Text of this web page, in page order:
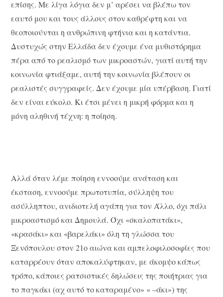
επίσης. Με λίγα λόγια δεν μ’ αρέσει να βλέπω τον
εαυτό μου και τους άλλους στον καθρέφτη και να
θεοποιούνται η ανθρώπινη φτήνια και η κατάντια.
Δυστυχώς στην Ελλάδα δεν έχουμε ένα μυθιστόρημα
πέρα από το ρεαλισμό των μικροαστών, γιατί αυτή την
κοινωνία φτιάξαμε, αυτή την κοινωνία βλέπουν οι
ρεαλιστές συγγραφείς. Δεν έχουμε μία υπέρβαση. Γιατί
δεν είναι εύκολο. Κι έτσι μένει η μικρή φόρμα και η
μόνη αληθινή τέχνη: η ποίηση.
Αλλά όταν λέμε ποίηση εννοούμε ανάταση και
έκσταση, εννοούμε πρωτοτυπία, σύλληψη του
ασύλληπτου, ανιδιοτελή αγάπη για τον Άλλο, όχι πάλι
μικροαστισμό και Δημουλά. Όχι «σκαλοπατάκι»,
«κρασάκι» και «βαρελάκι» όλη τη γλώσσα του
Ξενόπουλου στον 21ο αιώνα και αμπελοφιλοσοφίες που
καταρρέουν όταν αποκαλύφτηκαν, με άκομψο κάπως
τρόπο, κάποιες ρατσιστικές δηλώσεις της ποιήτριας για
το παγκάκι (αχ αυτό το καταραμένο» « –άκι») της